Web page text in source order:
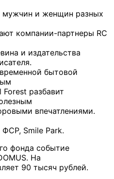
мужчин и женщин разных
компании-партнеры RC
и издательства
бытовой
разбавит
впечатлениями.
Smile Park.
фонда событие
На
90 тысяч рублей.